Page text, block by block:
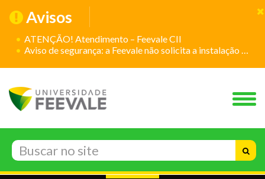
Avisos
ATENÇÃO! Atendimento – Feevale CII
Aviso de segurança: a Feevale não solicita a instalação de aplicativos